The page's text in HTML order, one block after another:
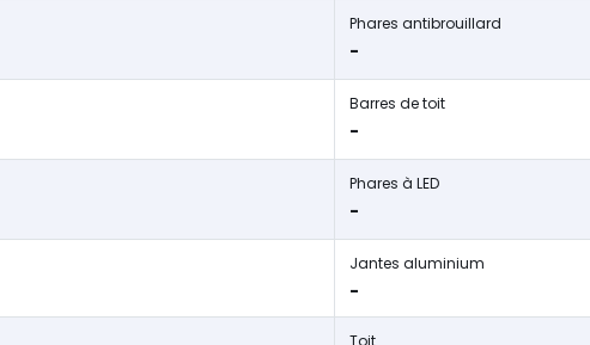
Phares antibrouillard
-
Barres de toit
-
Phares à LED
-
Jantes aluminium
-
Toit